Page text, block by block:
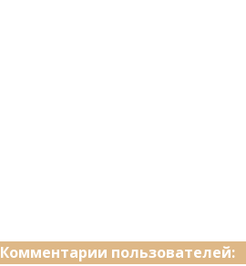
Комментарии пользователей: